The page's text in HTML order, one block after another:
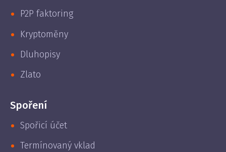
P2P faktoring
Kryptoměny
Dluhopisy
Zlato
Spoření
Spořicí účet
Termínovaný vklad